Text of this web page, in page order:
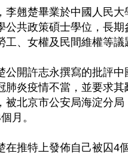
李翹楚畢業於中國人民大
公共政策碩士學位，長期
工、女權及民間維權等議
公開許志永撰寫的批評中
肺炎疫情不當，並要求其
被北京市公安局海淀分
月。
在推特上發佈自己被囚4